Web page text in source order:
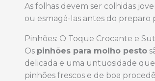
As folhas devem ser colhidas
ou esmagá-las antes do preparo
Pinhões: O Toque Crocante e
Os pinhões para molho pesto
delicada e uma untuosidade
pinhões frescos e de boa